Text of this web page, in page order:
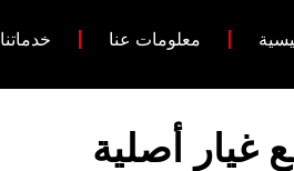
معلومات عنا خدماتنا
غيار أصلية